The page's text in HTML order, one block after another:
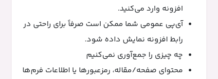
افزونه وارد می‌کنید.
آی‌پی عمومی شما ممکن است صرفاً برای راحتی در
رابط افزونه نمایش داده شود.
چه چیزی را جمع‌آوری نمی‌کنیم
محتوای صفحه/مقاله، رمزعبورها یا اطلاعات فرم‌ها